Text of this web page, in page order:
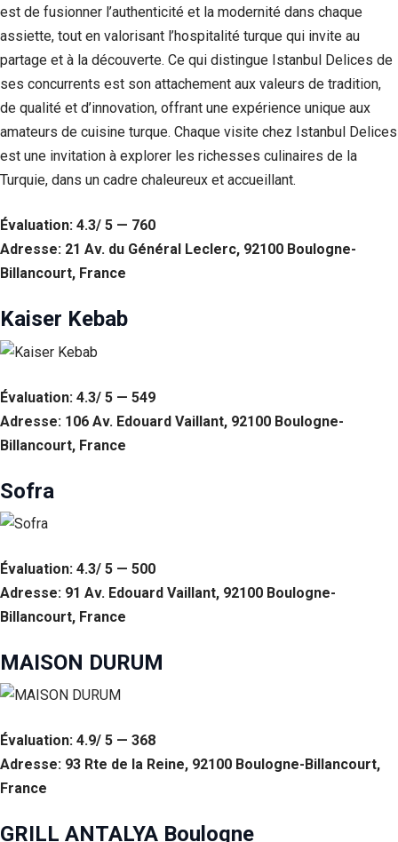
est de fusionner l’authenticité et la modernité dans chaque
assiette, tout en valorisant l’hospitalité turque qui invite au
partage et à la découverte. Ce qui distingue Istanbul Delices de
ses concurrents est son attachement aux valeurs de tradition,
de qualité et d’innovation, offrant une expérience unique aux
amateurs de cuisine turque. Chaque visite chez Istanbul Delices
est une invitation à explorer les richesses culinaires de la
Turquie, dans un cadre chaleureux et accueillant.
Évaluation: 4.3/ 5 — 760
Adresse: 21 Av. du Général Leclerc, 92100 Boulogne-
Billancourt, France
Kaiser Kebab
Évaluation: 4.3/ 5 — 549
Adresse: 106 Av. Edouard Vaillant, 92100 Boulogne-
Billancourt, France
Sofra
Évaluation: 4.3/ 5 — 500
Adresse: 91 Av. Edouard Vaillant, 92100 Boulogne-
Billancourt, France
MAISON DURUM
Évaluation: 4.9/ 5 — 368
Adresse: 93 Rte de la Reine, 92100 Boulogne-Billancourt,
France
GRILL ANTALYA Boulogne
contenu et des
personnalisés.